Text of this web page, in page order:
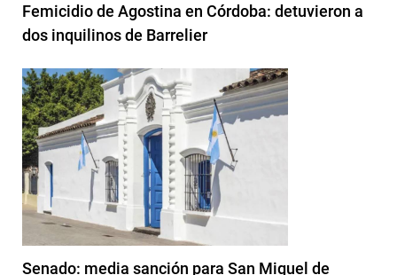
Femicidio de Agostina en Córdoba: detuvieron a
dos inquilinos de Barrelier
Senado: media sanción para San Miguel de